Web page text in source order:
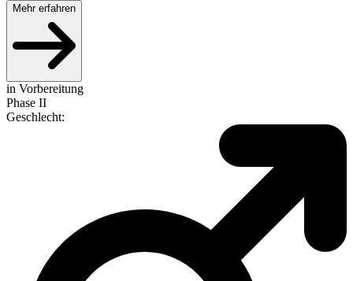
Mehr erfahren
in Vorbereitung
Phase II
Geschlecht: